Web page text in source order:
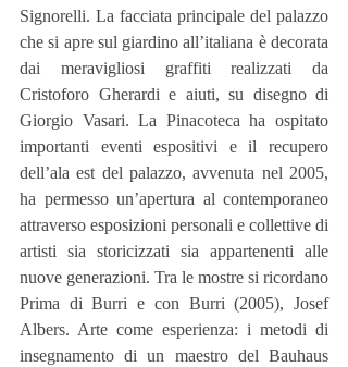
Signorelli. La facciata principale del palazzo
che si apre sul giardino all’italiana è decorata
dai meravigliosi graffiti realizzati da
Cristoforo Gherardi e aiuti, su disegno di
Giorgio Vasari. La Pinacoteca ha ospitato
importanti eventi espositivi e il recupero
dell’ala est del palazzo, avvenuta nel 2005,
ha permesso un’apertura al contemporaneo
attraverso esposizioni personali e collettive di
artisti sia storicizzati sia appartenenti alle
nuove generazioni. Tra le mostre si ricordano
Prima di Burri e con Burri (2005), Josef
Albers. Arte come esperienza: i metodi di
insegnamento di un maestro del Bauhaus